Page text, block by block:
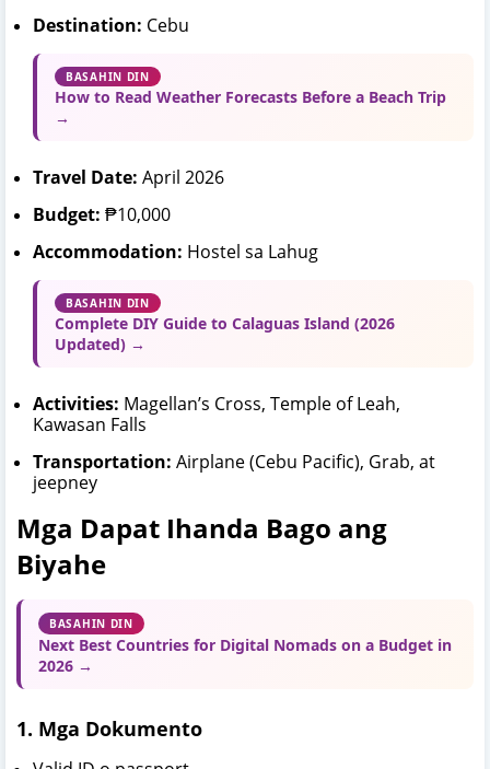
Destination: Cebu
BASAHIN DIN
How to Read Weather Forecasts Before a Beach Trip
→
Travel Date: April 2026
Budget: ₱10,000
Accommodation: Hostel sa Lahug
BASAHIN DIN
Complete DIY Guide to Calaguas Island (2026
Updated) →
Activities: Magellan’s Cross, Temple of Leah,
Kawasan Falls
Transportation: Airplane (Cebu Pacific), Grab, at
jeepney
Mga Dapat Ihanda Bago ang
Biyahe
BASAHIN DIN
Next Best Countries for Digital Nomads on a Budget in
2026 →
1. Mga Dokumento